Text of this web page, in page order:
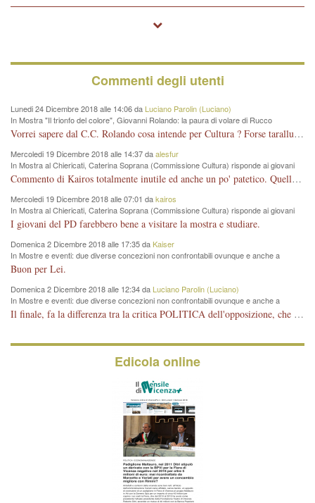
Commenti degli utenti
Lunedi 24 Dicembre 2018 alle 14:06 da Luciano Parolin (Luciano)
In Mostra "Il trionfo del colore", Giovanni Rolando: la paura di volare di Rucco
Vorrei sapere dal C.C. Rolando cosa intende per Cultura ? Forse tarallucci, vino e sagre, o spaghetti tricolori del PD ? Il continuo (s)parlare della mostra a Palazzo Chiericati caro consigliere DANNEGGIA FORTEMENTE l'immagine della città TUTTA e fa deviare i consensi che in RUSSIA (badi bene ex U.R.S.S.) sono ECCELLENTI. A livello artistico l'evento è di alta Valenza culturale, COMPITO di Tutta la Cittadinanza fare il possibile per propagandare l'iniziativa senza farne UN CASO PARTITICO come fa Lei da sempre. Meno Gazebo + Partecipazione! E così sia. Amen.
Mercoledi 19 Dicembre 2018 alle 14:37 daalesfur
In Mostra al Chiericati, Caterina Soprana (Commissione Cultura) risponde ai giovani
del Pd: "realizzata a costo zero per il Comune"
Commento di Kairos totalmente inutile ed anche un po' patetico. Quella che è completamente mancata è stata la promozione internazionale dell'evento effettuata da chi lo sa fare, l'amministrazione in questo è stata totalmente assente relegando al provincialismo una mostra che meritava ben altre platee ed i risultati sono sotto gli occhi di tutti. Su questo bisogna parlare, il fatto di averla organizzata al Chiericati certo non ha aiutato ma è un aspetto secondario rispetto a quello della promozione. In città con le mostre organizzate da Goldin - che certo ha fatto principalmente i suoi interessi, ma ne ha comunque beneficiato la città in immagine e commercio per il centro - arrivavano giornalmente pullman carichi di turisti. Dove sono i turisti ora?
Mercoledi 19 Dicembre 2018 alle 07:01 dakairos
In Mostra al Chiericati, Caterina Soprana (Commissione Cultura) risponde ai giovani
del Pd: "realizzata a costo zero per il Comune"
I giovani del PD farebbero bene a visitare la mostra e studiare.
Domenica 2 Dicembre 2018 alle 17:35 daKaiser
In Mostre e eventi: due diverse concezioni non confrontabili ovunque e anche a
Vicenza
Buon per Lei.
Domenica 2 Dicembre 2018 alle 12:34 da Luciano Parolin (Luciano)
In Mostre e eventi: due diverse concezioni non confrontabili ovunque e anche a
Vicenza
Il finale, fa la differenza tra la critica POLITICA dell'opposizione, che ha perso le elezioni ed è minoranza e non trova altri argomenti per politicizzare sul sito qua o là ? La critica d'arte invece è un'altra cosa che lascio agli altri. Per ora mi basta la lezione magistrale del prof. Giulianati.
Edicola online